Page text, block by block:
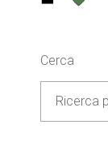
Cerca